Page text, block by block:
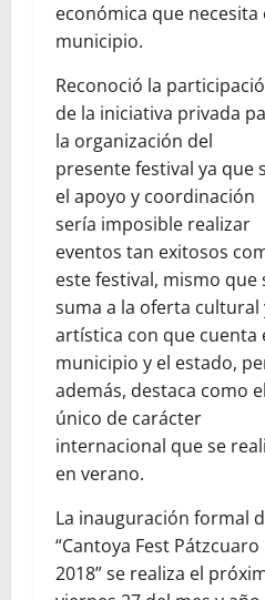
económica que necesita
municipio.
Reconoció la
de la iniciativa privada
la organización del
presente festival ya que
el apoyo y coordinación
sería imposible realizar
eventos tan exitosos
este festival, mismo que
suma a la oferta cultural
artística con que cuenta
municipio y el estado,
además, destaca como el
único de carácter
internacional que se
en verano.
La inauguración formal
“Cantoya Fest Pátzcuaro
2018” se realiza el